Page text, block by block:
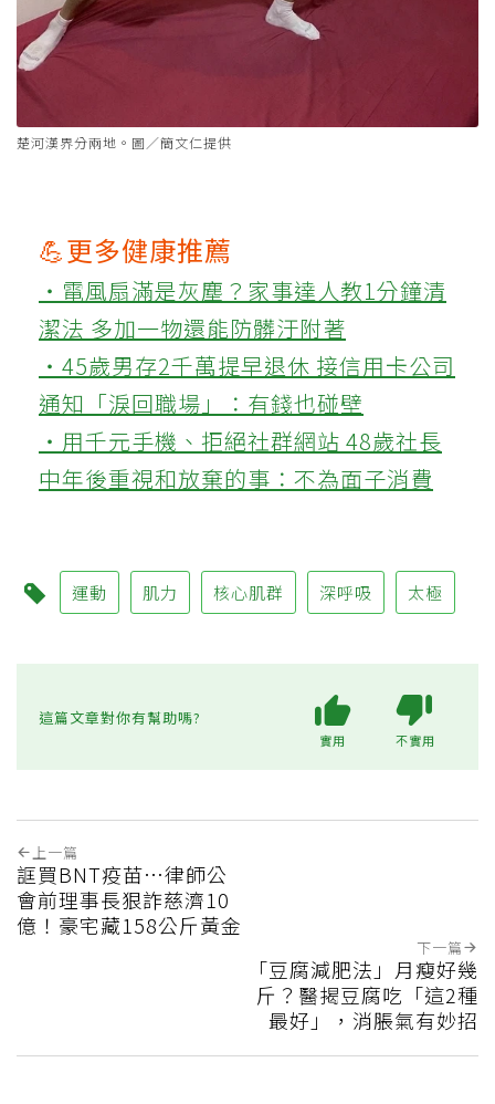
楚河漢界分兩地。圖／簡文仁提供
💪更多健康推薦
‧電風扇滿是灰塵？家事達人教1分鐘清
潔法 多加一物還能防髒汙附著
‧45歲男存2千萬提早退休 接信用卡公司
通知「淚回職場」：有錢也碰壁
‧用千元手機、拒絕社群網站 48歲社長
中年後重視和放棄的事：不為面子消費
運動 肌力 核心肌群 深呼吸 太極
這篇文章對你有幫助嗎?
實用 不實用
上一篇
誆買BNT疫苗…律師公
會前理事長狠詐慈濟10
億！豪宅藏158公斤黃金
下一篇
「豆腐減肥法」月瘦好幾
斤？醫揭豆腐吃「這2種
最好」，消脹氣有妙招